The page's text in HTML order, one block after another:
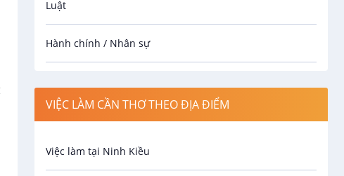
Luật
Hành chính / Nhân sự
Spa
Bảo Vệ
VIỆC LÀM CẦN THƠ THEO ĐỊA ĐIỂM
Việc làm tại Ninh Kiều